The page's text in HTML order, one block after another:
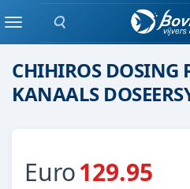
Zoeken
MenuDoseersysteem
CHIHIROS DOSING
KANAALS
Euro129.95